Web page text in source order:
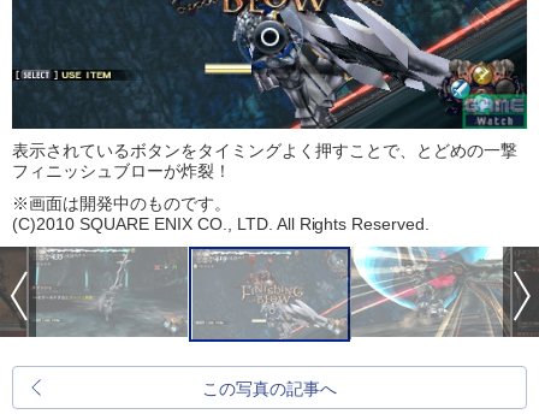
表示されているボタンをタイミングよく押すことで、とどめの一撃
フィニッシュブローが炸裂！
※画面は開発中のものです。
(C)2010 SQUARE ENIX CO., LTD. All Rights Reserved.
この写真の記事へ